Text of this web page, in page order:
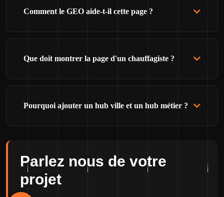
Comment le GEO aide-t-il cette page ?
Que doit montrer la page d'un chauffagiste ?
Pourquoi ajouter un hub ville et un hub métier ?
Parlez nous de votre
projet